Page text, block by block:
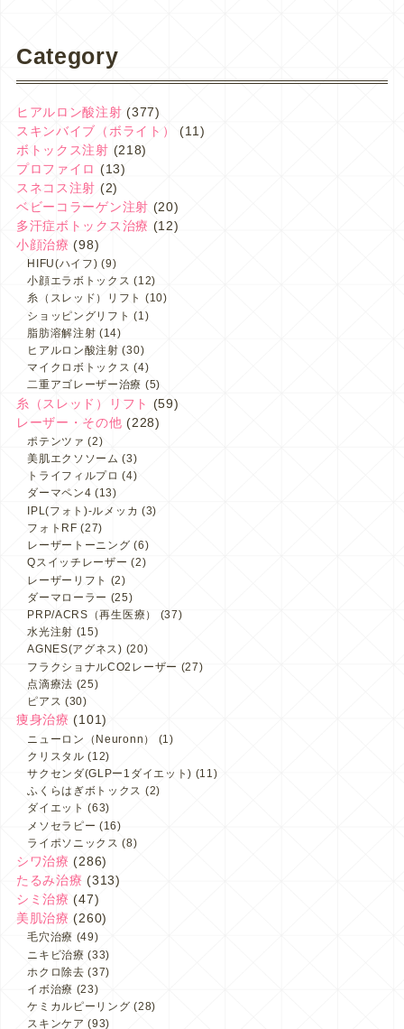
Category
ヒアルロン酸注射 (377)
スキンバイブ（ボライト）
(11)
ボトックス注射 (218)
プロファイロ (13)
スネコス注射 (2)
ベビーコラーゲン注射 (20)
多汗症ボトックス治療 (12)
小顔治療 (98)
HIFU(ハイフ) (9)
小顔エラボトックス (12)
糸（スレッド）リフト (10)
ショッピングリフト (1)
脂肪溶解注射 (14)
ヒアルロン酸注射 (30)
マイクロボトックス (4)
二重アゴレーザー治療 (5)
糸（スレッド）リフト
(59)
レーザー・その他 (228)
ポテンツァ (2)
美肌エクソソーム (3)
トライフィルプロ (4)
ダーマペン4 (13)
IPL(フォト)-ルメッカ (3)
フォトRF (27)
レーザートーニング (6)
Qスイッチレーザー (2)
レーザーリフト (2)
ダーマローラー (25)
PRP/ACRS（再生医療）
(37)
水光注射 (15)
AGNES(アグネス) (20)
フラクショナルCO2レーザー (27)
点滴療法 (25)
ピアス (30)
痩身治療 (101)
ニューロン（Neuronn）
(1)
クリスタル (12)
サクセンダ(GLPー1ダイエット) (11)
ふくらはぎボトックス (2)
ダイエット (63)
メソセラピー (16)
ライポソニックス (8)
シワ治療 (286)
たるみ治療 (313)
シミ治療 (47)
美肌治療 (260)
毛穴治療 (49)
ニキビ治療 (33)
ホクロ除去 (37)
イボ治療 (23)
ケミカルピーリング (28)
スキンケア (93)